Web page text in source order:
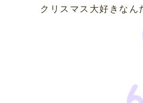
クリスマス大好きなん